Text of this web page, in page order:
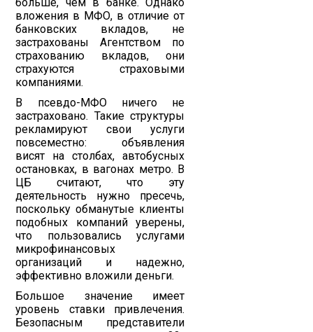
вложения в МФО, в отличие от
банковских вкладов, не
застрахованы Агентством по
страхованию вкладов, они
страхуются страховыми
компаниями.
В псевдо-МФО ничего не
застраховано. Такие структуры
рекламируют свои услуги
повсеместно: объявления
висят на столбах, автобусных
остановках, в вагонах метро. В
ЦБ считают, что эту
деятельность нужно пресечь,
поскольку обманутые клиенты
подобных компаний уверены,
что пользовались услугами
микрофинансовых
организаций и надежно,
эффективно вложили деньги.
Большое значение имеет
уровень ставки привлечения.
Безопасным представители